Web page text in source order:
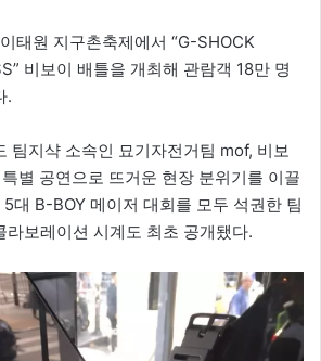
태원 지구촌축제에서 “G-SHOCK
비보이 배틀을 개최해 관람객 18만 명
.
팀지샥 소속인 묘기자전거팀 mof, 비보
별 공연으로 뜨거운 현장 분위기를 이끌
대 B-BOY 메이저 대회를 모두 석권한 팀
라보레이션 시계도 최초 공개됐다.